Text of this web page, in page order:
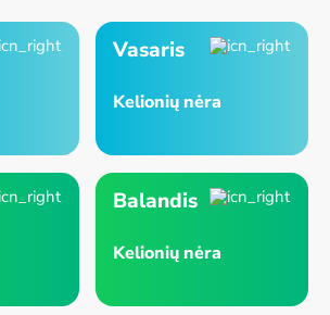
Vasaris
Kelionių nėra
Balandis
Kelionių nėra